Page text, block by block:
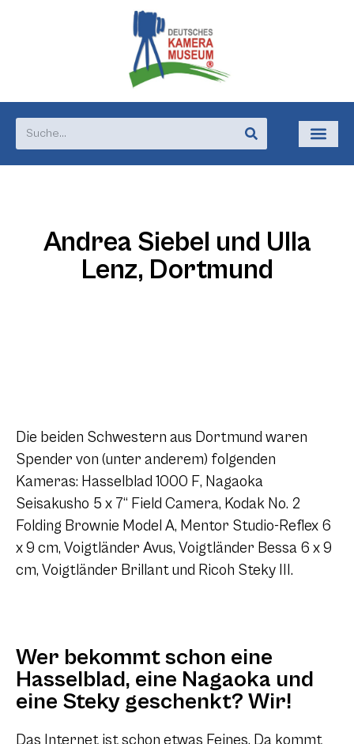
Andrea Siebel und Ulla
Lenz, Dortmund
Die beiden Schwestern aus Dortmund waren
Spender von (unter anderem) folgenden
Kameras: Hasselblad 1000 F, Nagaoka
Seisakusho 5 x 7“ Field Camera, Kodak No. 2
Folding Brownie Model A, Mentor Studio-Reflex 6
x 9 cm, Voigtländer Avus, Voigtländer Bessa 6 x 9
cm, Voigtländer Brillant und Ricoh Steky III.
Wer bekommt schon eine
Hasselblad, eine Nagaoka und
eine Steky geschenkt? Wir!
Das Internet ist schon etwas Feines. Da kommt